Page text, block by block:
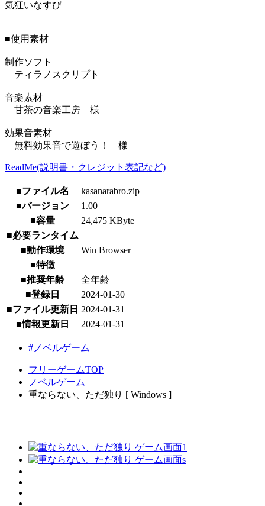
気狂いなすび
■使用素材
制作ソフト
ティラノスクリプト
音楽素材
甘茶の音楽工房 様
効果音素材
無料効果音で遊ぼう！ 様
ReadMe(説明書・クレジット表記など)
■ファイル名
kasanarabro.zip
■バージョン
1.00
■容量
24,475 KByte
■必要ランタイム
■動作環境
Win Browser
■特徴
■推奨年齢
全年齢
■登録日
2024-01-30
■ファイル更新日 2024-01-31
■情報更新日
2024-01-31
#ノベルゲーム
フリーゲームTOP
ノベルゲーム
重ならない、ただ独り [ Windows ]